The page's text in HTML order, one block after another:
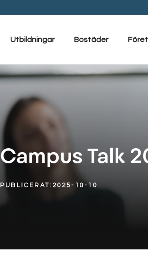
Utbildningar Bostäder
Campus Talk
PUBLICERAT: 2025-10-10